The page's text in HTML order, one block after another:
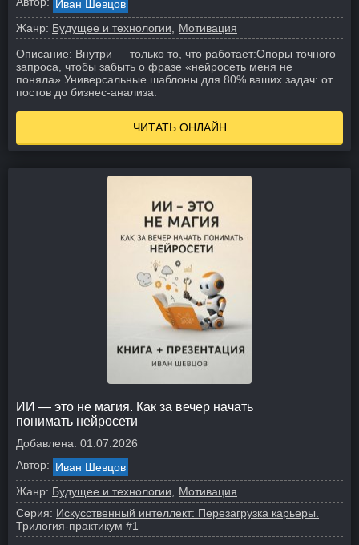
Иван Шевцов
Жанр: Будущее и технологии
Мотивация
Описание: Внутри — только то, что работает:Опоры точного
запроса, чтобы забыть о фразе «нейросеть меня не
поняла». Универсальные шаблоны для 80% ваших задач: от
постов до бизнес-анализа.
ЧИТАТЬ ОНЛАЙН
ИИ — это не магия. Как за вечер начать
понимать нейросети
Добавлена: 01.07.2026
Автор: Иван Шевцов
Жанр: Будущее и технологии
Мотивация
Серия: Искусственный интеллект: Перезагрузка карьеры.
Трилогия-практикум #1